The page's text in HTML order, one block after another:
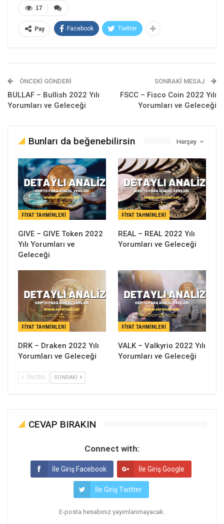
17
Pay Facebook Twitter
ÖNCEKI GÖNDERI
BULLAF – Bullish 2022 Yılı
Yorumları ve Geleceği
SONRAKI MESAJ
FSCC – Fisco Coin 2022 Yılı
Yorumları ve Geleceği
Herşey
Bunları da beğenebilirsin
FIYAT TAHMINLERI
GIVE – GIVE Token 2022
Yılı Yorumları ve
Geleceği
FIYAT TAHMINLERI
REAL – REAL 2022 Yılı
Yorumları ve Geleceği
FIYAT TAHMINLERI
DRK – Draken 2022 Yılı
Yorumları ve Geleceği
FIYAT TAHMINLERI
VALK – Valkyrio 2022 Yılı
Yorumları ve Geleceği
ÖNCEKI SONRAKI
CEVAP BIRAKIN
Connect with:
İle Giriş Facebook İle Giriş Google
İle Giriş Twitter
E-posta hesabınız yayımlanmayacak.